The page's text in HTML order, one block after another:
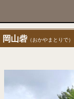
岡山砦 （おかやまとりで）